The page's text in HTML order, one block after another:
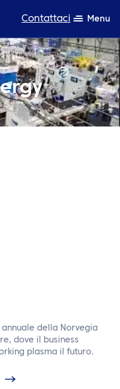
Contattaci Menu
della Norvegia
dove il business
plasma il futuro.